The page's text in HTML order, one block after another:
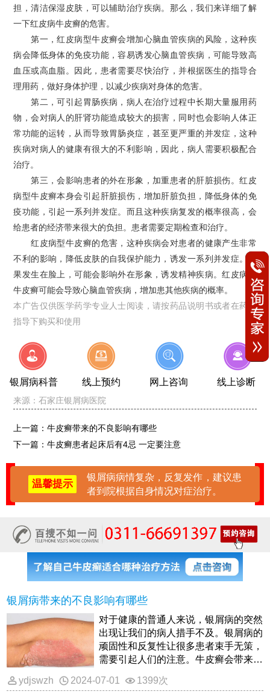
担，清洁保湿皮肤，可以辅助治疗疾病。那么，我们来详细了解
一下红皮病牛皮癣的危害。
第一，红皮病型牛皮癣会增加心脑血管疾病的风险，这种疾
病会降低身体的免疫功能，容易诱发心脑血管疾病，可能导致高
血压或高血脂。因此，患者需要尽快治疗，并根据医生的指导合
理用药，做好身体护理，以减少疾病对身体的危害。
第二，可引起胃肠疾病，病人在治疗过程中长期大量服用药
物，会对病人的肝肾功能造成较大的损害，同时也会影响人体正
常功能的运转，从而导致胃肠炎症，甚至更严重的并发症，这种
疾病对病人的健康有很大的不利影响，因此，病人需要积极配合
治疗。
第三，会影响患者的外在形象，加重患者的肝脏损伤。红皮
病型牛皮癣本身会引起肝脏损伤，增加肝脏负担，降低身体的免
疫功能，引起一系列并发症。而且这种疾病复发的概率很高，会
给患者的经济带来很大的负担。患者需要定期检查和治疗。
红皮病型牛皮癣的危害，这种疾病会对患者的健康产生非常
不利的影响，降低皮肤的自我保护能力，诱发一系列并发症。如
果发生在脸上，可能会影响外在形象，诱发精神疾病。红皮病型
牛皮癣可能会导致心脑血管疾病，增加患其他疾病的概率。
本广告仅供医学药学专业人士阅读，请按药品说明书或者在药师
指导下购买和使用
银屑病科普 线上预约 网上咨询 线上诊断
来源：石家庄银屑病医院
上一篇：牛皮癣带来的不良影响有哪些
下一篇：牛皮癣患者起床后有4忌 一定要注意
温馨提示
银屑病病情复杂，反复发作，建议患
者到院根据自身情况对症治疗。
银屑病带来的不良影响有哪些
对于健康的普通人来说，银屑病的突然
出现让我们的病人措手不及。银屑病的
顽固性和反复性让很多患者束手无策，
需要引起人们的注意。牛皮癣会带来什
ydjswzh 2024-07-01 1399次